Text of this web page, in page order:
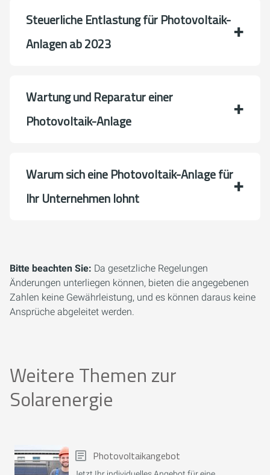
Steuerliche Entlastung für Photovoltaik-
Anlagen ab 2023
Wartung und Reparatur einer
Photovoltaik-Anlage
Warum sich eine Photovoltaik-Anlage für
Ihr Unternehmen lohnt
Bitte beachten Sie: Da gesetzliche Regelungen
Änderungen unterliegen können, bieten die angegebenen
Zahlen keine Gewährleistung, und es können daraus keine
Ansprüche abgeleitet werden.
Weitere Themen zur
Solarenergie
Photovoltaikangebot